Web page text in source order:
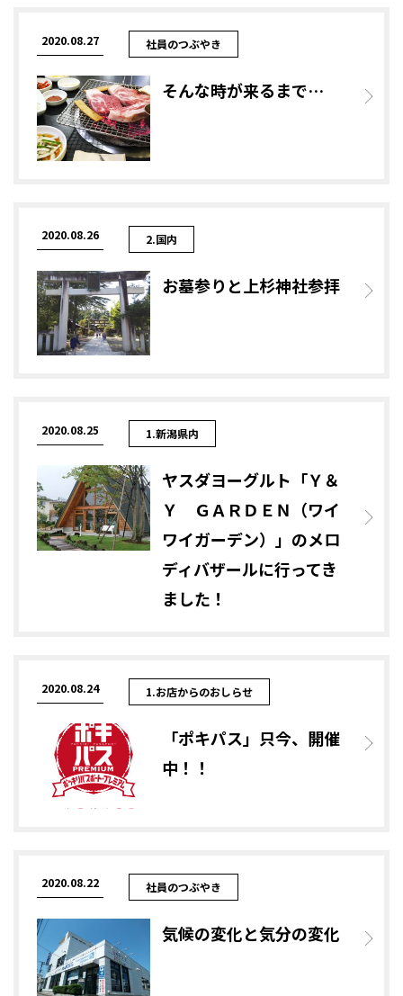
2020.08.27 社員のつぶやき
そんな時が来るまで…
2020.08.26 2.国内
お墓参りと上杉神社参拝
2020.08.25 1.新潟県内
ヤスダヨーグルト「Ｙ＆
Ｙ ＧＡＲＤＥＮ（ワイ
ワイガーデン）」のメロ
ディバザールに行ってき
ました！
2020.08.24 1.お店からのおしらせ
「ポキパス」只今、開催
中！！
2020.08.22 社員のつぶやき
気候の変化と気分の変化